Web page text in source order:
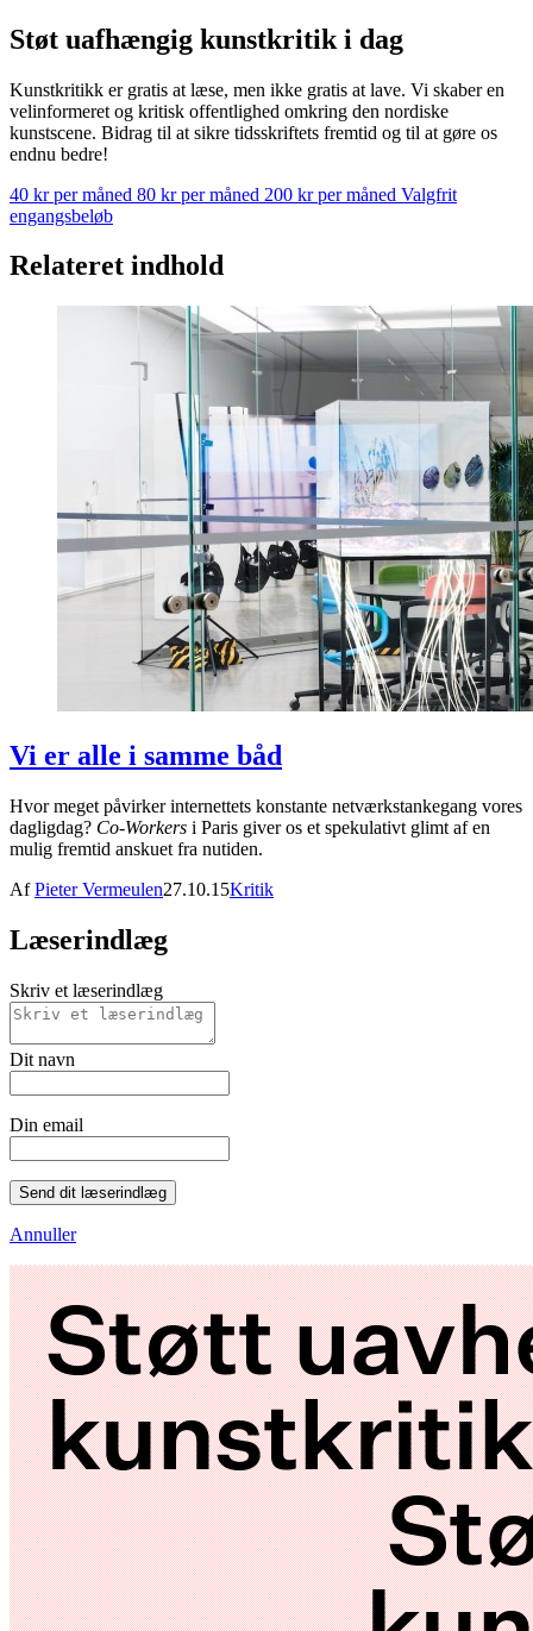
Støt uafhængig kunstkritik i dag
Kunstkritikk er gratis at læse, men ikke gratis at lave. Vi skaber en
velinformeret og kritisk offentlighed omkring den nordiske
kunstscene. Bidrag til at sikre tidsskriftets fremtid og til at gøre os
endnu bedre!
40 kr per måned 80 kr per måned 200 kr per måned Valgfrit
engangsbeløb
Relateret indhold
Vi er alle i samme båd
Hvor meget påvirker internettets konstante netværkstankegang vores
dagligdag? Co-Workers i Paris giver os et spekulativt glimt af en
mulig fremtid anskuet fra nutiden.
AfPieter Vermeulen27.10.15Kritik
Læserindlæg
Skriv et læserindlæg
Dit navn
Din email
Send dit læserindlæg
Annuller